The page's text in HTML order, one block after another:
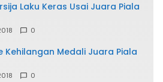
Laku Keras Usai Juara Piala
0
Kehilangan Medali Juara Piala
0